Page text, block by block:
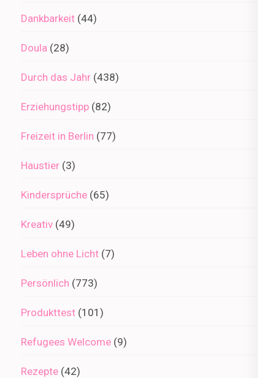
Dankbarkeit (44)
Doula (28)
Durch das Jahr (438)
Erziehungstipp (82)
Freizeit in Berlin (77)
Haustier (3)
Kindersprüche (65)
Kreativ (49)
Leben ohne Licht (7)
Persönlich (773)
Produkttest (101)
Refugees Welcome (9)
Rezepte (42)